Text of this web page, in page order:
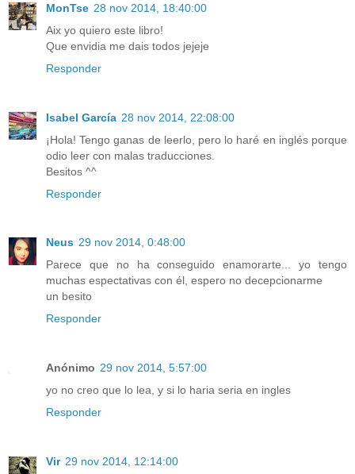
MonTse 28 nov 2014, 18:40:00
Aix yo quiero este libro!
Que envidia me dais todos jejeje
Responder
Isabel García 28 nov 2014, 22:08:00
¡Hola! Tengo ganas de leerlo, pero lo haré en inglés porque
odio leer con malas traducciones.
Besitos ^^
Responder
Neus 29 nov 2014, 0:48:00
Parece que no ha conseguido enamorarte... yo tengo
muchas espectativas con él, espero no decepcionarme
un besito
Responder
Anónimo 29 nov 2014, 5:57:00
yo no creo que lo lea, y si lo haria seria en ingles
Responder
Vir 29 nov 2014, 12:14:00